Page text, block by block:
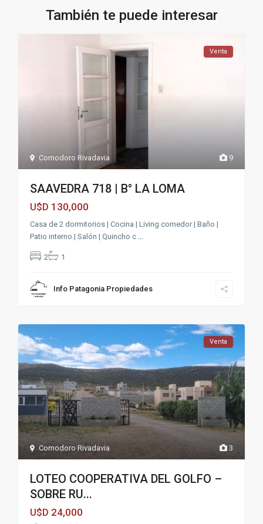
También te puede interesar
9
Comodoro Rivadavia
Venta
SAAVEDRA 718 | B° LA LOMA
U$D 130,000
Casa de 2 dormitorios | Cocina | Living comedor | Baño |
Patio interno | Salón | Quincho c ...
2 1
Info Patagonia Propiedades
3
Comodoro Rivadavia
Venta
LOTEO COOPERATIVA DEL GOLFO –
SOBRE RU...
U$D 24,000